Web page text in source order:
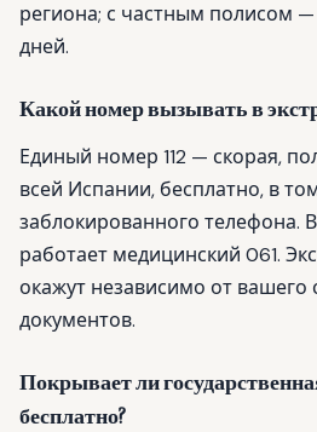
региона; с частным полисом
дней.
Какой номер вызывать в
Единый номер 112 — скорая,
всей Испании, бесплатно, в
заблокированного телефона.
работает медицинский 061.
окажут независимо от вашего
документов.
Покрывает ли
бесплатно?